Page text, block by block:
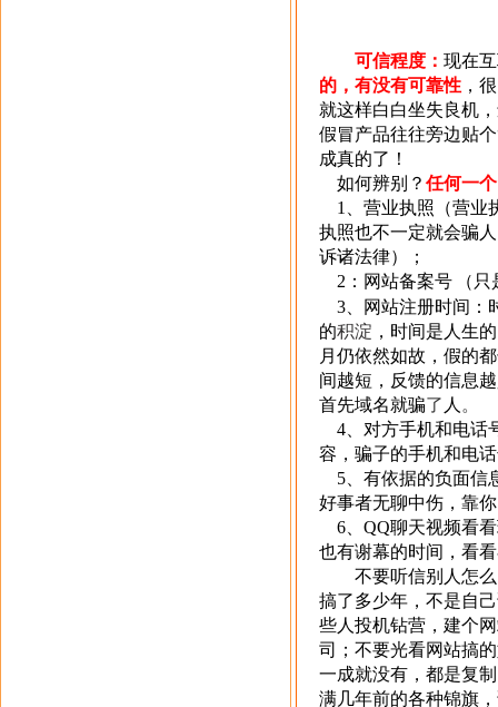
可信程度： 现在
的，有没有可靠性 ，
就这样白白坐失良机
假冒产品往往旁边贴个
成真的了！
如何辨别？ 任何一
1
、营业执照（营
执照也不一定就会骗
诉诸法律）；
2 ：网站备案号
（
3 、网站注册时间
的积淀 ，时间是人生
月仍依然如故，假的
间越短，反馈的信息
首先域名就骗了 人 。
4 、对方手机和电
容，骗子的手机和电
5 、有依据的负面
好事者无聊中伤，靠
6
QQ聊天视频看
也有谢幕的时间，看
不要听信别人怎
搞了多少年，不是自
些人投机钻营，建个
司；不要光看网站搞
一成就没有，都是复
满几年前的各种锦旗